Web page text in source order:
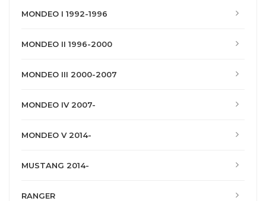
MONDEO I 1992-1996
MONDEO II 1996-2000
MONDEO III 2000-2007
MONDEO IV 2007-
MONDEO V 2014-
MUSTANG 2014-
RANGER